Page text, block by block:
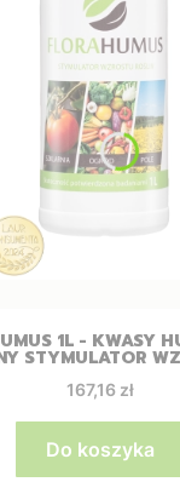
1L - KWASY
STYMULATOR
Cena
167,16 zł
Do koszyka